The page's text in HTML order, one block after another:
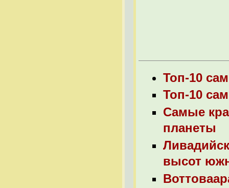
Топ-10
Топ-10
Самые
планеты
высот